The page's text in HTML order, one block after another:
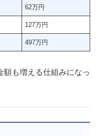
62万円
127万円
497万円
額も増える仕組みになっ